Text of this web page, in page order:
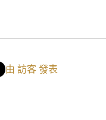
由 訪客 發表